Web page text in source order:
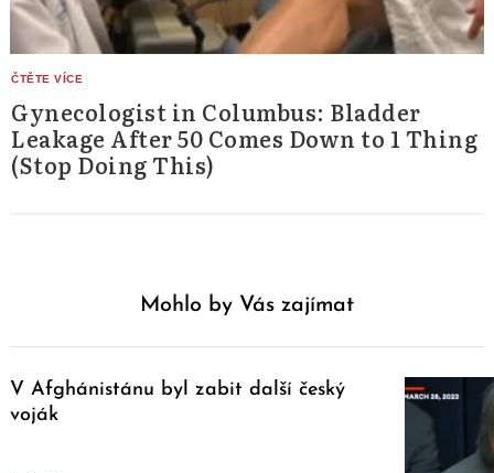
Gynecologist in Columbus: Bladder
Leakage After 50 Comes Down to 1 Thing
(Stop Doing This)
Mohlo by Vás zajímat
V Afghánistánu byl zabit další český
voják